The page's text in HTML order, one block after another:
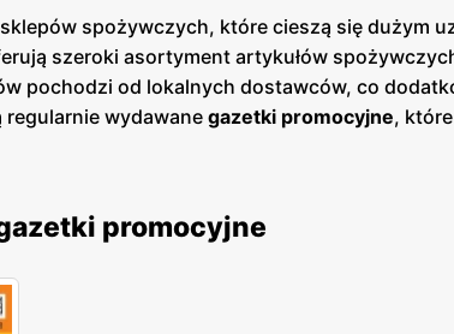
spożywczych, które cieszą się dużym
szeroki asortyment artykułów
pochodzi od lokalnych dostawców, co
regularnie wydawane gazetki promocyjne,
oszczędzanie podczas codziennych
lokalne wydarzenia, szkoły czy organizacje
przez całą dobę, co umożliwia robienie
kasy samoobsługowe i możliwość
promocyjne